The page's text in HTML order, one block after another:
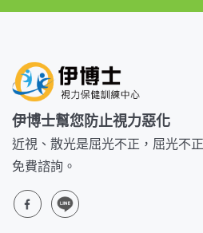
伊博士幫您防止視力惡化
近視、散光是屈光不正，屈光不
免費諮詢。